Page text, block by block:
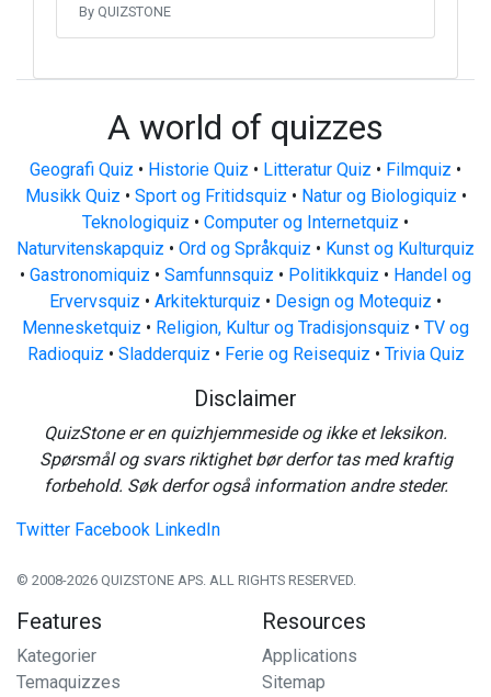
By QUIZSTONE
A world of quizzes
Geografi Quiz • Historie Quiz • Litteratur Quiz • Filmquiz •
Musikk Quiz • Sport og Fritidsquiz • Natur og Biologiquiz •
Teknologiquiz • Computer og Internetquiz •
Naturvitenskapquiz • Ord og Språkquiz • Kunst og Kulturquiz
• Gastronomiquiz • Samfunnsquiz • Politikkquiz • Handel og
Ervervsquiz • Arkitekturquiz • Design og Motequiz •
Mennesketquiz • Religion, Kultur og Tradisjonsquiz • TV og
Radioquiz • Sladderquiz • Ferie og Reisequiz • Trivia Quiz
Disclaimer
QuizStone er en quizhjemmeside og ikke et leksikon.
Spørsmål og svars riktighet bør derfor tas med kraftig
forbehold. Søk derfor også information andre steder.
Twitter Facebook LinkedIn
© 2008-2026 QUIZSTONE APS. ALL RIGHTS RESERVED.
Features
Kategorier
Temaquizzes
Resources
Applications
Sitemap